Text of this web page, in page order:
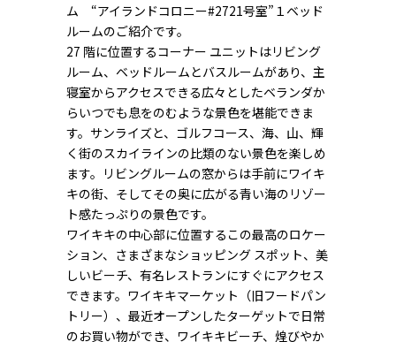
ム “アイランドコロニー#2721号室”１ベッド
ルームのご紹介です。
27 階に位置するコーナー ユニットはリビング
ルーム、ベッドルームとバスルームがあり、主
寝室からアクセスできる広々としたベランダか
らいつでも息をのむような景色を堪能できま
す。サンライズと、ゴルフコース、海、山、輝
く街のスカイラインの比類のない景色を楽しめ
ます。リビングルームの窓からは手前にワイキ
キの街、そしてその奥に広がる青い海のリゾー
ト感たっぷりの景色です。
ワイキキの中心部に位置するこの最高のロケー
ション、さまざまなショッピング スポット、美
しいビーチ、有名レストランにすぐにアクセス
できます。ワイキキマーケット（旧フードパン
トリー）、最近オープンしたターゲットで日常
のお買い物ができ、ワイキキビーチ、煌びやか